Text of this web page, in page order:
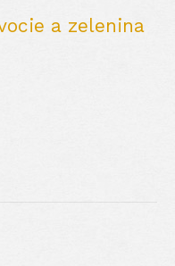
a zelenina